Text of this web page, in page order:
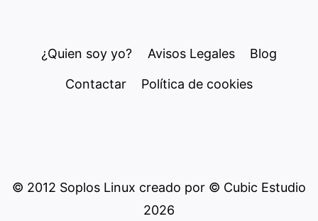
¿Quien soy yo? Avisos Legales Blog
Contactar Política de cookies
© 2012 Soplos Linux creado por © Cubic Estudio
2026